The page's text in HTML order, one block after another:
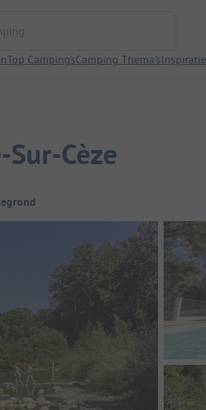
Top CampingsCamping Thema'sInspiratie
Cèze